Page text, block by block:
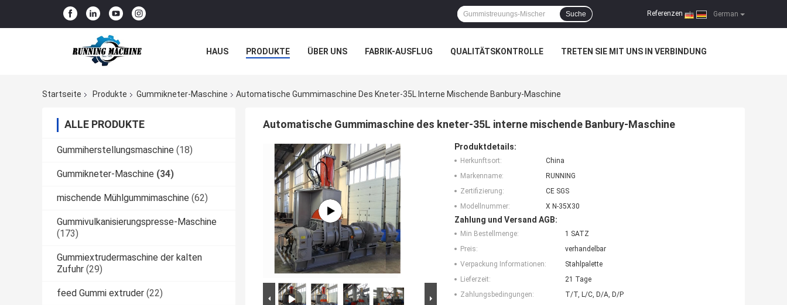
German
Referenzen |
Suche
HAUS PRODUKTE ÜBER UNS FABRIK-AUSFLUG QUALITÄTSKONTROLLE TRETEN SIE MIT UNS IN VERBINDUNG
Startseite
Produkte Gummikneter-Maschine Automatische Gummimaschine Des Kneter-35L Interne Mischende Banbury-Maschine
ALLE PRODUKTE
Gummiherstellungsmaschine (18)
Gummikneter-Maschine (34)
mischende Mühlgummimaschine (62)
Gummivulkanisierungspresse-Maschine
(173)
Gummiextrudermaschine der kalten
Zufuhr (29)
feed Gummi extruder (22)
Automatische Gummimaschine des kneter-35L interne mischende Banbury-Maschine
Produktdetails:
Herkunftsort:
China
Markenname:
RUNNING
Zertifizierung:
CE SGS
Modellnummer:
X N-35X30
Zahlung und Versand AGB:
Min Bestellmenge:
1 SATZ
Preis:
verhandelbar
Verpackung Informationen:
Stahlpalette
Lieferzeit:
21 Tage
Zahlungsbedingungen:
T/T, L/C, D/A, D/P